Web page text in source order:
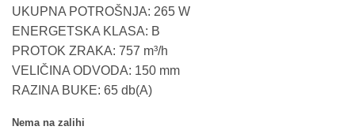
UKUPNA POTROŠNJA: 265 W
ENERGETSKA KLASA: B
PROTOK ZRAKA: 757 m³/h
VELIČINA ODVODA: 150 mm
RAZINA BUKE: 65 db(A)
Nema na zalihi